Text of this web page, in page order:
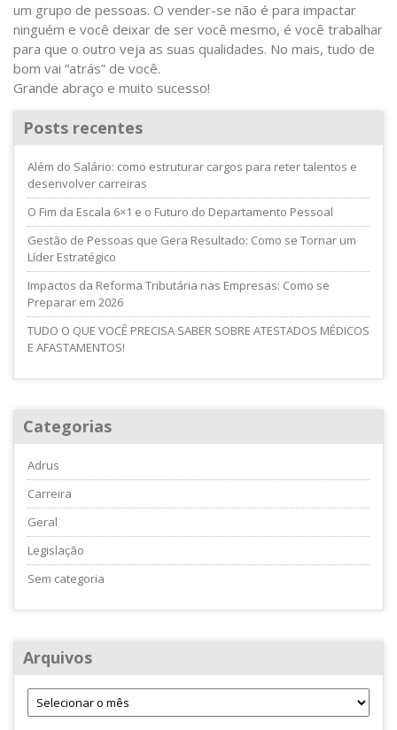
um grupo de pessoas. O vender-se não é para impactar
ninguém e você deixar de ser você mesmo, é você trabalhar
para que o outro veja as suas qualidades. No mais, tudo de
bom vai “atrás” de você.
Grande abraço e muito sucesso!
Posts recentes
Além do Salário: como estruturar cargos para reter talentos e
desenvolver carreiras
O Fim da Escala 6×1 e o Futuro do Departamento Pessoal
Gestão de Pessoas que Gera Resultado: Como se Tornar um
Líder Estratégico
Impactos da Reforma Tributária nas Empresas: Como se
Preparar em 2026
TUDO O QUE VOCÊ PRECISA SABER SOBRE ATESTADOS MÉDICOS
E AFASTAMENTOS!
Categorias
Adrus
Carreira
Geral
Legislação
Sem categoria
Arquivos